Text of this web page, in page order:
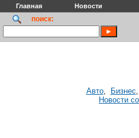
Главная Новости
поиск:
Авто, Бизнес,
Новости